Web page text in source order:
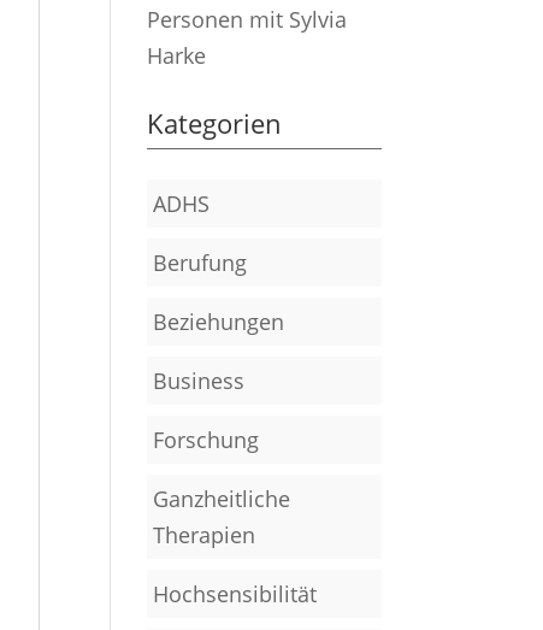
Personen mit Sylvia
Harke
Kategorien
ADHS
Berufung
Beziehungen
Business
Forschung
Ganzheitliche
Therapien
Hochsensibilität